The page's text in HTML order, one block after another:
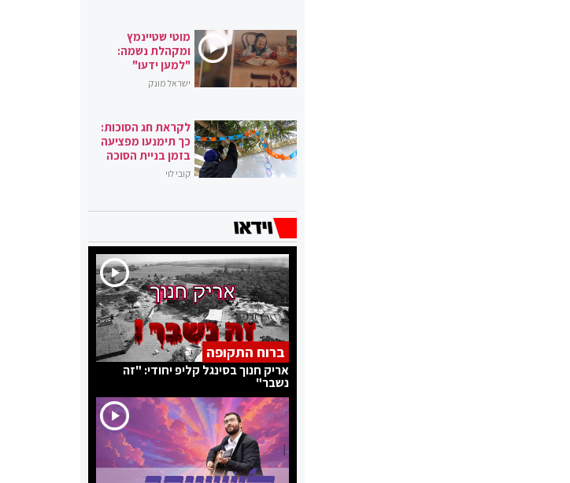
מוטי שטיינמץ
ומקהלת נשמה:
"למען ידעו"
ישראל מונק
לקראת חג הסוכות:
כך תימנעו מפציעה
בזמן בניית הסוכה
קובי לוי
ברוח התקופה
אריק חנוך בסינגל קליפ יחודי: "זה
נשבר"